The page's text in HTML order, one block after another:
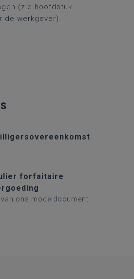
(zie hoofdstuk:
de werkgever).
forfaitaire
van ons modeldocument